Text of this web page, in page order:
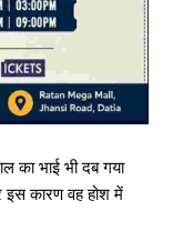
का भाई भी दब गया
इस कारण वह होश में